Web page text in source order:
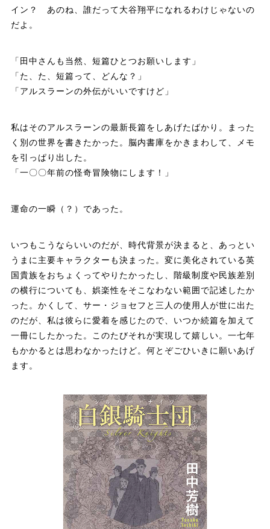
イン？ あのね、誰だって大谷翔平になれるわけじゃないの
だよ。
「田中さんも当然、短篇ひとつお願いします」
「た、た、短篇って、どんな？」
「アルスラーンの外伝がいいですけど」
私はそのアルスラーンの最新長篇をしあげたばかり。まった
く別の世界を書きたかった。脳内書庫をかきまわして、メモ
を引っぱり出した。
「一〇〇年前の怪奇冒険物にします！」
運命の一瞬（？）であった。
いつもこうならいいのだが、時代背景が決まると、あっとい
うまに主要キャラクターも決まった。変に美化されている英
国貴族をおちょくってやりたかったし、階級制度や民族差別
の横行についても、娯楽性をそこなわない範囲で記述したか
った。かくして、サー・ジョセフと三人の使用人が世に出た
のだが、私は彼らに愛着を感じたので、いつか続篇を加えて
一冊にしたかった。このたびそれが実現して嬉しい。一七年
もかかるとは思わなかったけど。何とぞごひいきに願いあげ
ます。